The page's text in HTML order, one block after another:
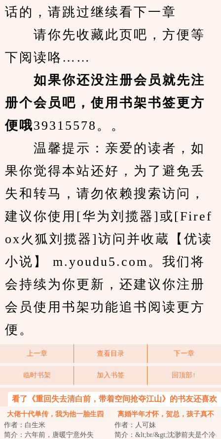
话的，请跳过继续看下一章
请你先收藏此页吧，方便等
下阅读咯……
如果你还没注册会员就先注
册个会员吧，使用书架书签更方
便哦39315578。。
温馨提示：亲爱的读者，如
果你觉得本站还好，为了避免丢
失和转马，请勿依赖搜索访问，
建议你使用[华为刘揽器]或[Firef
ox火狐刘揽器]访问并收蔵【优读
小说】 m.youdu5.com。我们将
会持续为你更新，还建议你注册
会员使用书架功能追书阅读更方
便。
上一章 查看目录 下一章
临时书架 加入书签 回顶部↑
看了《重回失去清白前，带着空间抢夺江山》的书友还喜欢
看
大佬十代单传，我为他一胎生四
作者：白生米
简介：六年前，唐暖宁意外失
离婚半年才怀，贺总，孩子真不
是你的
作者：人可妹
简介：&lt;br/&gt;沈渺前夫是个冷